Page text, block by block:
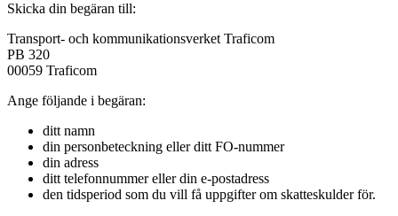
Skicka din begäran till:
Transport- och kommunikationsverket Traficom
PB 320
00059 Traficom
Ange följande i begäran:
ditt namn
din personbeteckning eller ditt FO-nummer
din adress
ditt telefonnummer eller din e-postadress
den tidsperiod som du vill få uppgifter om skatteskulder för.